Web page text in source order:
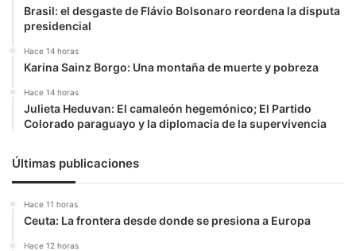
Brasil: el desgaste de Flávio Bolsonaro reordena la disputa
presidencial
Hace 14 horas
Karina Sainz Borgo: Una montaña de muerte y pobreza
Hace 14 horas
Julieta Heduvan: El camaleón hegemónico; El Partido
Colorado paraguayo y la diplomacia de la supervivencia
Últimas publicaciones
Hace 11 horas
Ceuta: La frontera desde donde se presiona a Europa
Hace 12 horas